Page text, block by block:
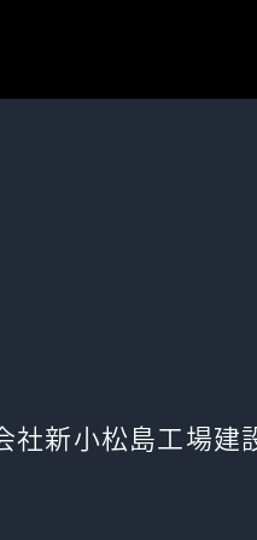
社新小松島工場建